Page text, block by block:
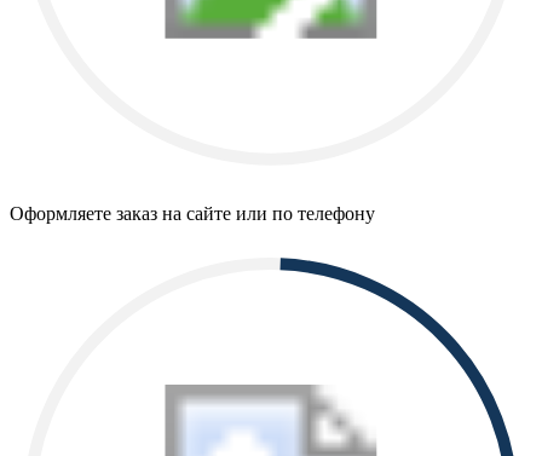
Оформляете заказ на сайте или по телефону